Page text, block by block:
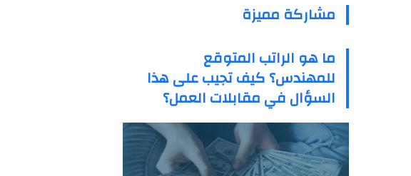
مشاركة مميزة
ما هو الراتب المتوقع
للمهندس؟ كيف تجيب على هذا
السؤال في مقابلات العمل؟